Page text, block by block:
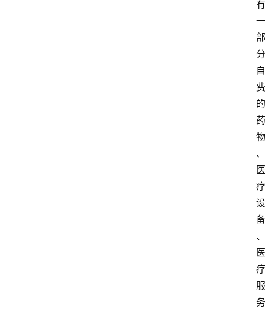
有
一
部
分
自
费
的
药
物
、
医
疗
设
备
、
医
疗
服
务